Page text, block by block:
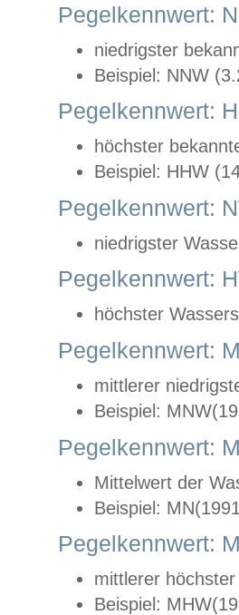
Pegelkennwert:
niedrigster
Beispiel: NNW
Pegelkennwert:
höchster
Beispiel: HHW
Pegelkennwert:
niedrigster
Pegelkennwert:
höchster
Pegelkennwert:
mittlerer
Beispiel:
Pegelkennwert:
Mittelwert der
Beispiel:
Pegelkennwert:
mittlerer
Beispiel: